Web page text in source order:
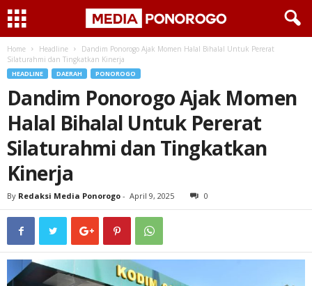
Home Headline
Dandim Ponorogo Ajak Momen Halal Bihalal Untuk Pererat
Silaturahmi dan Tingkatkan Kinerja
HEADLINE DAERAH PONOROGO
Dandim Ponorogo Ajak Momen
Halal Bihalal Untuk Pererat
Silaturahmi dan Tingkatkan
Kinerja
By Redaksi Media Ponorogo - April 9, 2025 0